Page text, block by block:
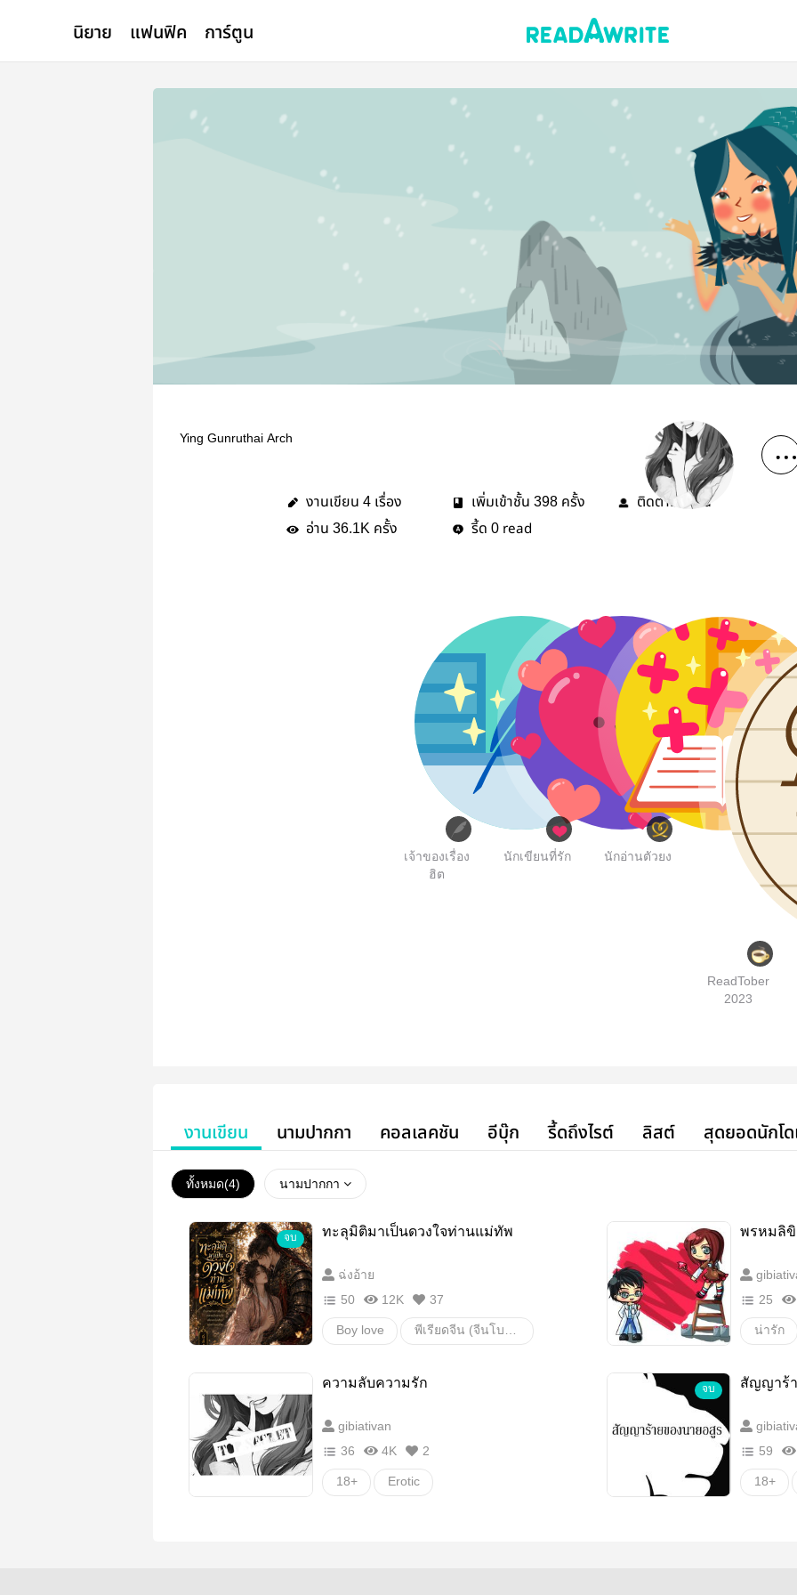
นิยาย แฟนฟิค การ์ตูน
Ying Gunruthai Arch
งานเขียน 4 เรื่อง เพิ่มเข้าชั้น 398 ครั้ง ติดตาม 3คน
อ่าน 36.1K ครั้ง รี้ด 0 read
เจ้าของเรื่อง
ฮิต
นักเขียนที่รัก นักอ่านตัวยง
ReadTober
2023
งานเขียน นามปากกา คอลเลคชัน อีบุ๊ก รี้ดถึงไรต์ ลิสต์ สุดยอดนักโ
ทั้งหมด(4) นามปากกา
จบ ทะลุมิติมาเป็นดวงใจท่านแม่ทัพ
ฉ่งอ้าย
50
12K 37
Boy love
Boylove/Yaoi
ฟีลกูด/feelgood
READTOBER2023
พรหมลิ
25
น่ารัก
ความลับความรัก
gibiativan
36
4K 2
18+ Erotic
จบ สัญญาร้
59
18+